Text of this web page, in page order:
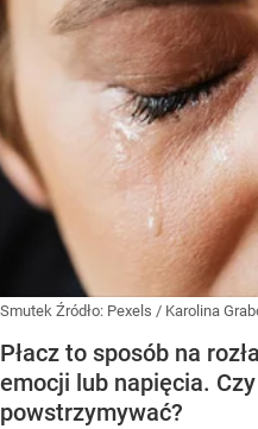
Smutek Źródło: Pexels / Karolina
Płacz to sposób na
emocji lub napięcia.
powstrzymywać?